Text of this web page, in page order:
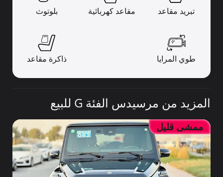
تبريد مقاعد مقاعد كهربائية بلوتوث
طوي المرايا ذاكرة مقاعد
المزيد من مرسيدس الفئة G للبيع
ممشى قليل